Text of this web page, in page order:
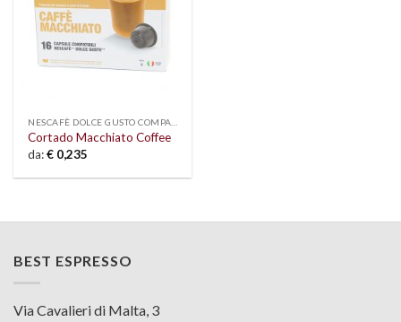
NESCAFÈ DOLCE GUSTO COMPATIBLE
Cortado Macchiato Coffee
da:€ 0,235
BEST ESPRESSO
Via Cavalieri di Malta, 3